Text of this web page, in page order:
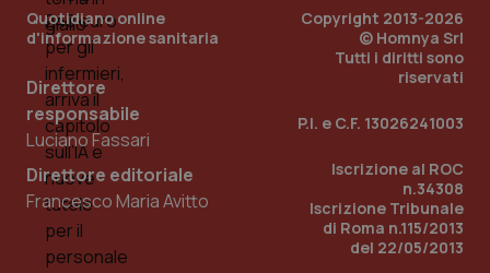
Quotidiano online
d'informazione sanitaria
Direttore
responsabile
Luciano Fassari
Direttore editoriale
Francesco Maria Avitto
Copyright 2013-2026
© Homnya Srl
Tutti i diritti sono
riservati
P.I. e C.F. 13026241003
Iscrizione al ROC
n.34308
Iscrizione Tribunale
di Roma n.115/2013
del 22/05/2013
_ga_KM60CM4NPH .quotidianosanita.it
1
mese